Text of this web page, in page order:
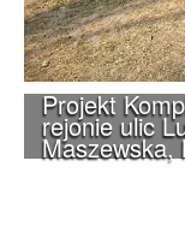
Projekt
rejonie ulic
Maszewska,